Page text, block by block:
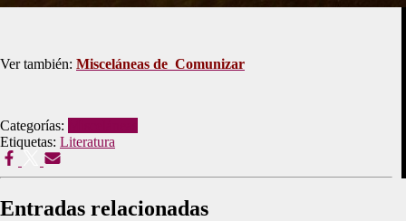
Ver también: Misceláneas de Comunizar
Categorías:
Etiquetas: Literatura
Entradas relacionadas